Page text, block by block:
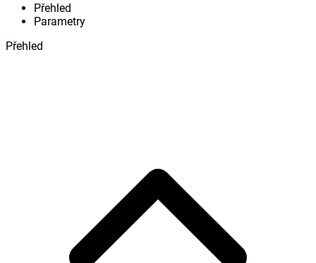
Přehled
Parametry
Přehled